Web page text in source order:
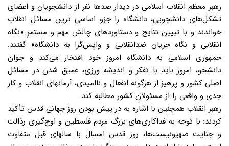
رهبر معظم انقلاب اسلامی در دیدار صدها نفر از دانشجویان و اعضای
تشکل‌های دانشجویی، دانشگاه را جزو اساسی ترین مسائل انقلاب
خواندند و با تبیین نتایج و دستاوردهای چالش مهم و مستمرِ «نگاه
انقلابی و نگاه جریان ضدانقلابی و واپس‌گرا به دانشگاه» گفتند:
جمهوری اسلامی به دانشگاه امروز خود افتخار می‌کند و جوان
دانشجو، امروز باید با تفکر و اندیشه ورزی، عمیق شدن در مسائل
اصلی کشور و پرهیز از هرگونه انفعال و ناامیدی، آرمانهای انقلاب و کار
جدی و واقعی را از مسئولان کشور مطالبه کند.
رهبر انقلاب همچنین با اشاره به در پیش بودن روز جهانی قدس تأکید
کردند: با توجه به فداکاری‌های بزرگ مردم فلسطین و اوج‌گیری رذالت
و جنایت صهیونیست‌ها، روز قدس امسال با سالهای قبل متفاوت